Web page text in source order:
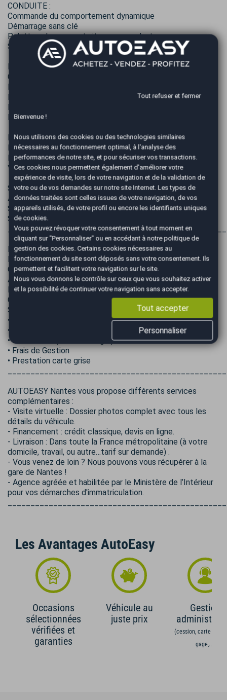
CONDUITE :
Commande du comportement dynamique
Démarrage sans clé
Palettes changement vitesses au volant
Sièges sport
EXTERIEUR :
Caméra de recul
Feux à LED
Radar de stationnement AV et AR
Rétroviseurs dégivrants et rabattables électriquement
Double sortie d'échappement chromée
INTERIEUR :
Pédalier sport
Rétroviseur intérieur électrochrome
Volant sport en cuir
SECURITE :
Assistance de maintient de trajectoire
Système de détection de somnolence
Système de prévention des collisions
Entretien Mercedes à jours
Présence double de clef : Oui
Origine véhicule : POLOGNE (plaques françaises)
Annonce non contractuelle, sous réserve d’erreur de saisie.
Prix du véhicule HORS FRAIS DE MISE À LA ROUTE ET
CERTIFICAT D'IMMATRICULATION
Services inclus (Frais de mise à la route) :
• Nettoyage intérieur / extérieur
• 1/3 carburant minimum
• Kit sécurité (Gilet / Triangle)
• Frais de Gestion
• Prestation carte grise
AUTOEASY Nantes vous propose différents services
complémentaires :
- Visite virtuelle : Dossier photos complet avec tous les
détails du véhicule.
- Financement : crédit classique, devis en ligne.
- Livraison : Dans toute la France métropolitaine (à votre
domicile, travail, ou autre…tarif sur demande) .
- Vous venez de loin ? Nous pouvons vous récupérer à la
gare de Nantes !
- Agence agréée et habilitée par le Ministère de l’Intérieur
pour vos démarches d'immatriculation.
Les Avantages AutoEasy
Occasions
sélectionnées
vérifiées et
garanties
Véhicule au
juste prix
Gestion
(cession, carte grise,
gage,...)
Tout refuser et fermer
Bienvenue !
Nous utilisons des cookies ou des technologies similaires
nécessaires au fonctionnement optimal, à l'analyse des
performances de notre site, et pour sécuriser vos transactions.
Ces cookies nous permettent également d'améliorer votre
expérience de visite, lors de votre navigation et de la validation de
votre ou de vos demandes sur notre site Internet. Les types de
données traitées sont celles issues de votre navigation, de vos
appareils utilisés, de votre profil ou encore les identifiants uniques
de cookies.
Vous pouvez révoquer votre consentement à tout moment en
cliquant sur "Personnaliser" ou en accédant à notre politique de
gestion des cookies. Certains cookies nécessaires au
fonctionnement du site sont déposés sans votre consentement. Ils
permettent et facilitent votre navigation sur le site.
Nous vous donnons le contrôle sur ceux que vous souhaitez activer
et la possibilité de continuer votre navigation sans accepter.
Tout accepter
Personnaliser